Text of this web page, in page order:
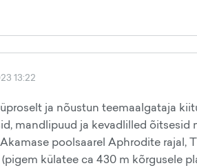
13:22
ja nõustun teemaalgataja
mandlipuud ja kevadlilled
poolsaarel Aphrodite rajal,
külatee ca 430 m kõrgusele